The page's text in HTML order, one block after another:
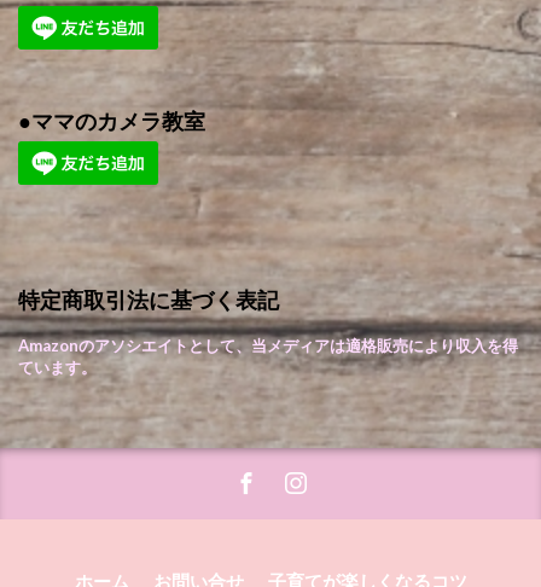
●ママのカメラ教室
特定商取引法に基づく表記
Amazonのアソシエイトとして、当メディアは適格販売により収入を得
ています。
ホーム お問い合せ 子育てが楽しくなるコツ